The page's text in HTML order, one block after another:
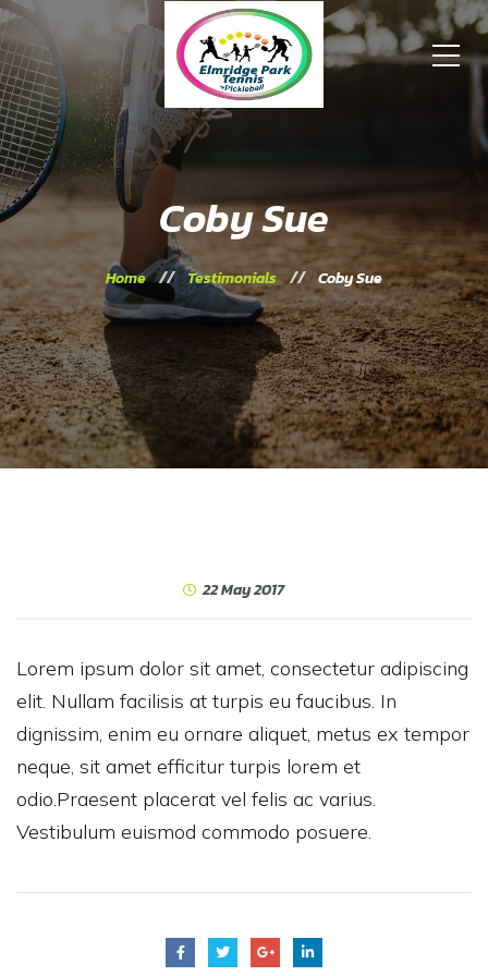
Coby Sue
Home Testimonials Coby Sue
22 May 2017
Lorem ipsum dolor sit amet, consectetur adipiscing
elit. Nullam facilisis at turpis eu faucibus. In
dignissim, enim eu ornare aliquet, metus ex tempor
neque, sit amet efficitur turpis lorem et
odio.Praesent placerat vel felis ac varius.
Vestibulum euismod commodo posuere.